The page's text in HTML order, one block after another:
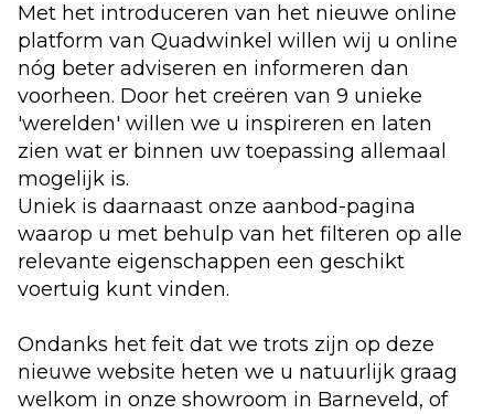
Met het introduceren van het nieuwe online
platform van Quadwinkel willen wij u online
nóg beter adviseren en informeren dan
voorheen. Door het creëren van 9 unieke
'werelden' willen we u inspireren en laten
zien wat er binnen uw toepassing allemaal
mogelijk is.
Uniek is daarnaast onze aanbod-pagina
waarop u met behulp van het filteren op alle
relevante eigenschappen een geschikt
voertuig kunt vinden.
Ondanks het feit dat we trots zijn op deze
nieuwe website heten we u natuurlijk graag
welkom in onze showroom in Barneveld, of